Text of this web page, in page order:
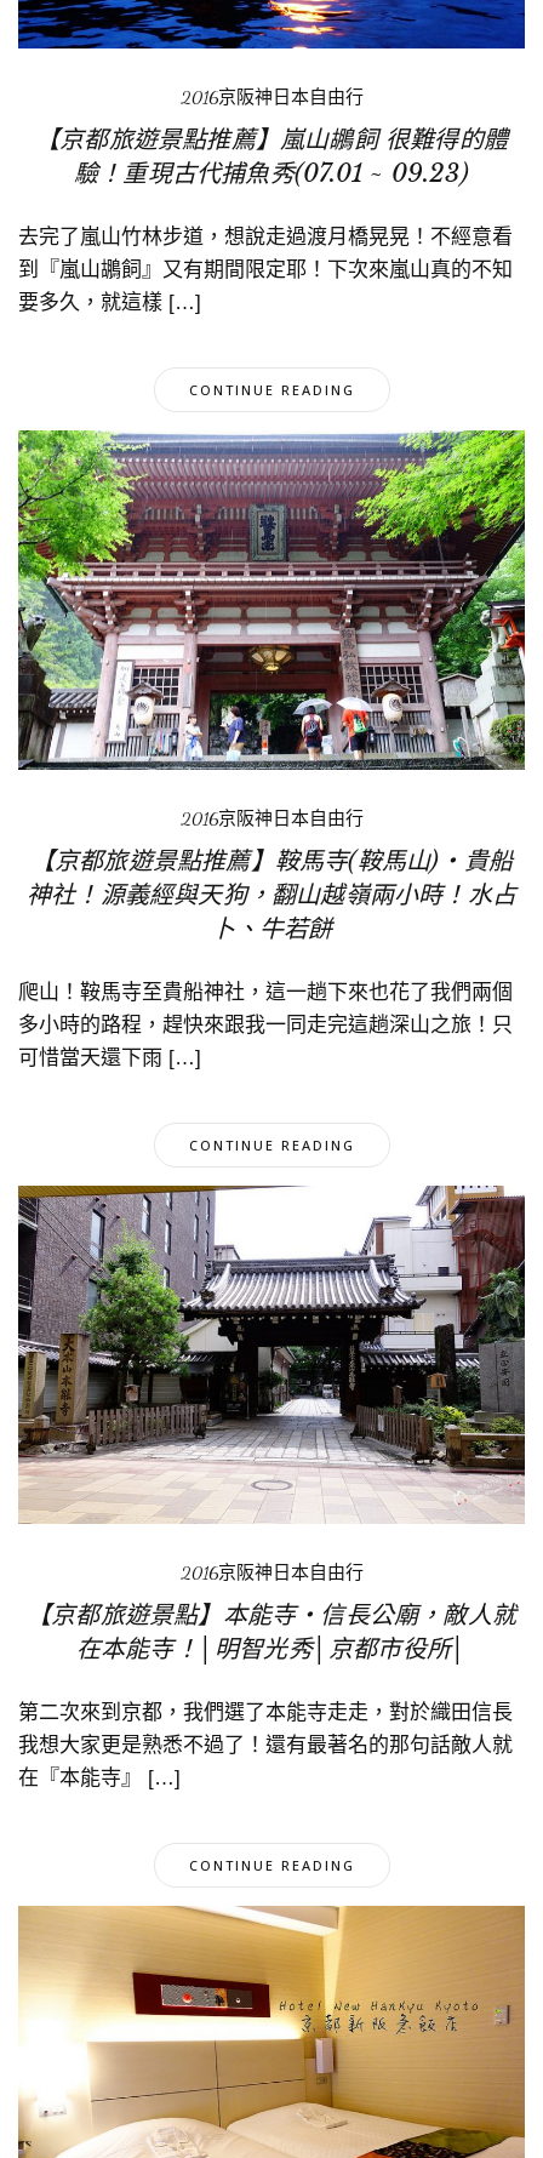
2016京阪神日本自由行
【京都旅遊景點推薦】嵐山鶘飼 很難得的體
驗！重現古代捕魚秀(07.01 ~ 09.23)
去完了嵐山竹林步道，想說走過渡月橋晃晃！不經意看
到『嵐山鶘飼』又有期間限定耶！下次來嵐山真的不知
要多久，就這樣 […]
CONTINUE READING
2016京阪神日本自由行
【京都旅遊景點推薦】鞍馬寺(鞍馬山)‧貴船
神社！源義經與天狗，翻山越嶺兩小時！水占
卜、牛若餅
爬山！鞍馬寺至貴船神社，這一趟下來也花了我們兩個
多小時的路程，趕快來跟我一同走完這趟深山之旅！只
可惜當天還下雨 […]
CONTINUE READING
2016京阪神日本自由行
【京都旅遊景點】本能寺‧信長公廟，敵人就
在本能寺！│明智光秀│京都市役所│
第二次來到京都，我們選了本能寺走走，對於織田信長
我想大家更是熟悉不過了！還有最著名的那句話敵人就
在『本能寺』 […]
CONTINUE READING